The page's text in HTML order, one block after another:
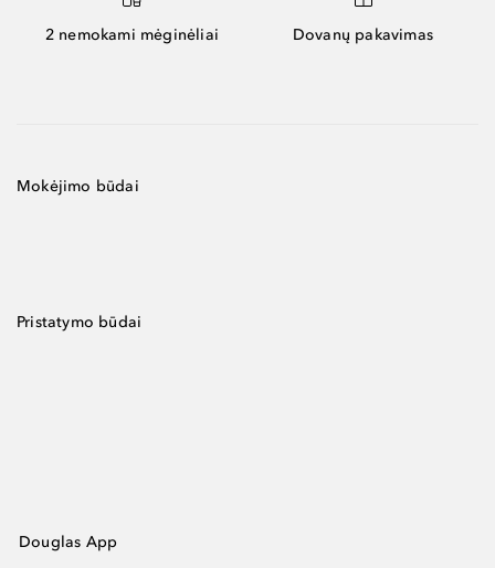
2 nemokami mėginėliai Dovanų pakavimas
Mokėjimo būdai
Pristatymo būdai
Douglas App